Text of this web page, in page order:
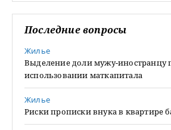
Последние вопросы
Жилье
Выделение доли мужу-иностранцу
использовании маткапитала
Жилье
Риски прописки внука в квартире